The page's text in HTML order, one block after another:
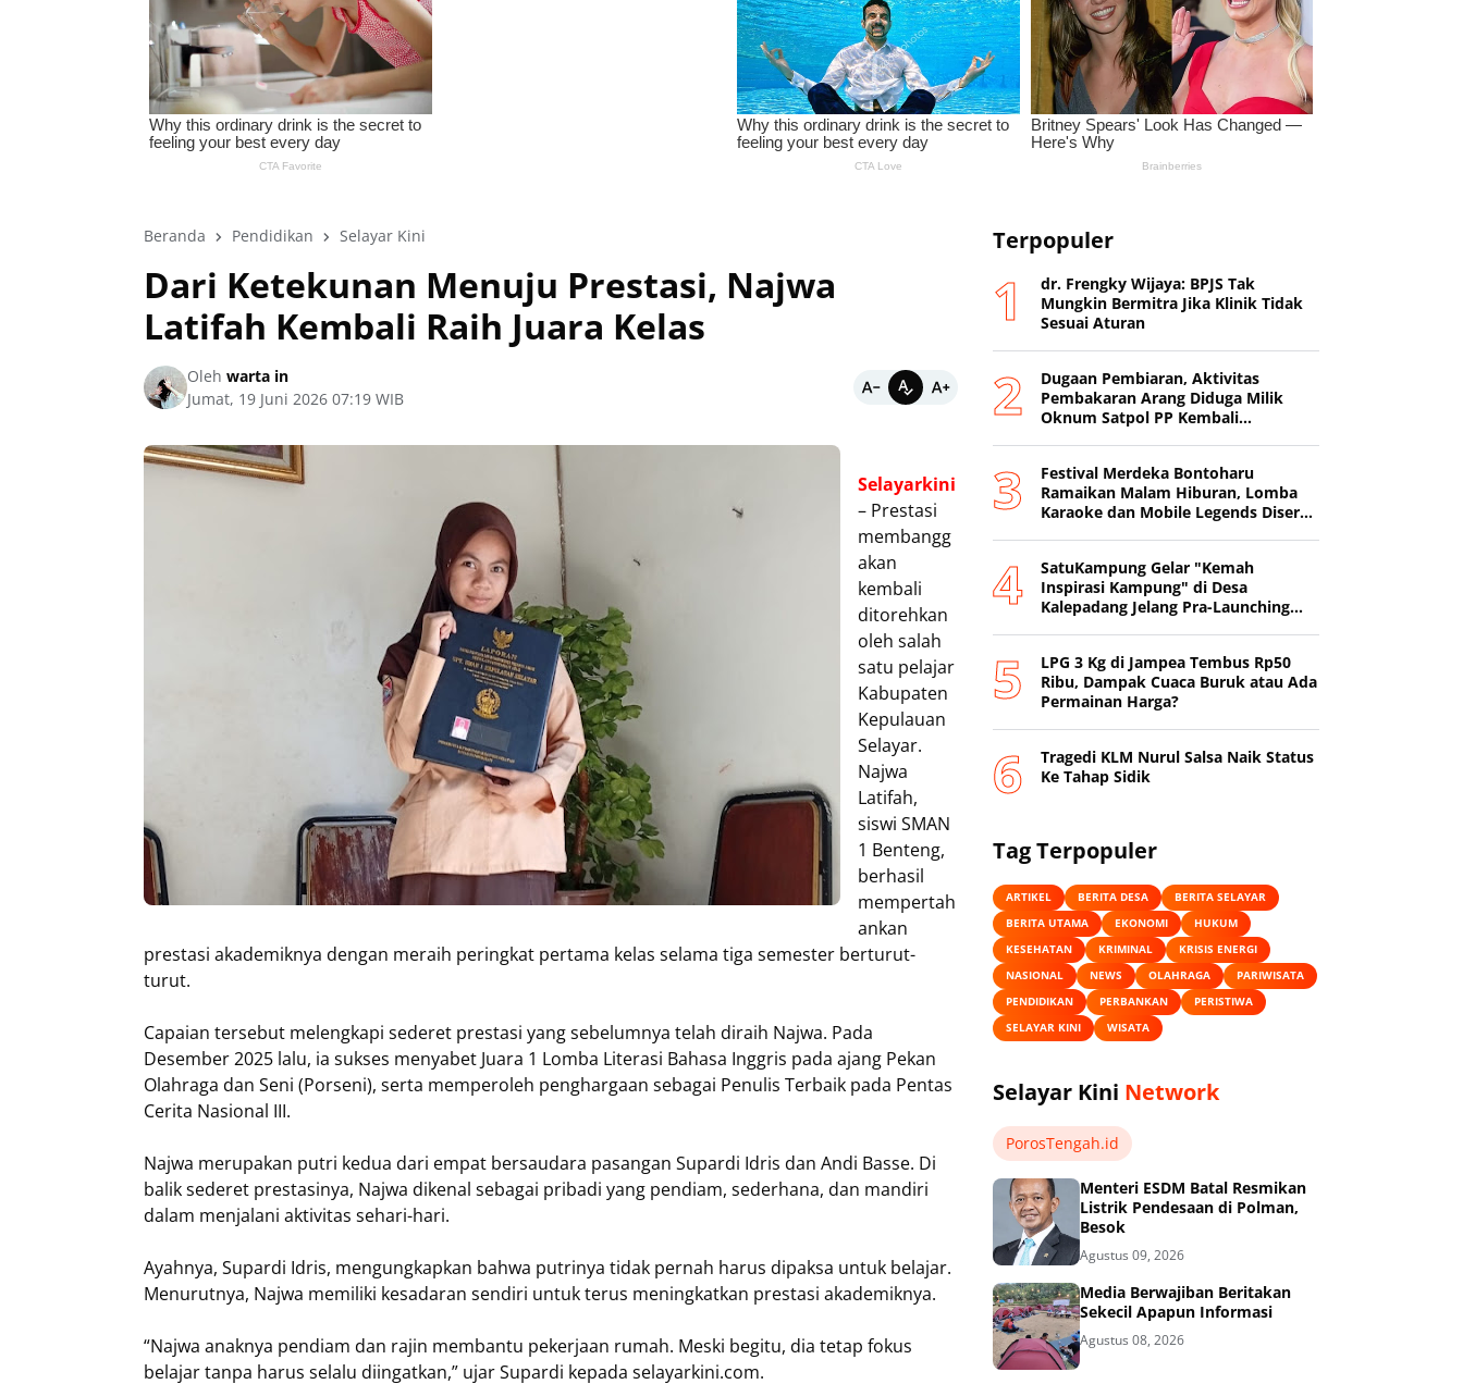
Beranda Pendidikan Selayar Kini
Dari Ketekunan Menuju Prestasi, Najwa
Latifah Kembali Raih Juara Kelas
Oleh warta in
Jumat, 19 Juni 2026 07:19 WIB
Selayarkini
– Prestasi
membangg
akan
kembali
ditorehkan
oleh salah
satu pelajar
Kabupaten
Kepulauan
Selayar.
Najwa
Latifah,
siswi SMAN
1 Benteng,
berhasil
mempertah
ankan
prestasi akademiknya dengan meraih peringkat pertama kelas selama tiga semester berturut-
turut.
Capaian tersebut melengkapi sederet prestasi yang sebelumnya telah diraih Najwa. Pada
Desember 2025 lalu, ia sukses menyabet Juara 1 Lomba Literasi Bahasa Inggris pada ajang Pekan
Olahraga dan Seni (Porseni), serta memperoleh penghargaan sebagai Penulis Terbaik pada Pentas
Cerita Nasional III.
Najwa merupakan putri kedua dari empat bersaudara pasangan Supardi Idris dan Andi Basse. Di
balik sederet prestasinya, Najwa dikenal sebagai pribadi yang pendiam, sederhana, dan mandiri
dalam menjalani aktivitas sehari-hari.
Ayahnya, Supardi Idris, mengungkapkan bahwa putrinya tidak pernah harus dipaksa untuk belajar.
Menurutnya, Najwa memiliki kesadaran sendiri untuk terus meningkatkan prestasi akademiknya.
“Najwa anaknya pendiam dan rajin membantu pekerjaan rumah. Meski begitu, dia tetap fokus
belajar tanpa harus selalu diingatkan,” ujar Supardi kepada selayarkini.com.
Terpopuler
dr. Frengky Wijaya: BPJS Tak
Mungkin Bermitra Jika Klinik Tidak
Sesuai Aturan
Dugaan Pembiaran, Aktivitas
Pembakaran Arang Diduga Milik
Oknum Satpol PP Kembali
‎Festival Merdeka Bontoharu
Ramaikan Malam Hiburan, Lomba
Karaoke dan Mobile Legends Diserbu
SatuKampung Gelar "Kemah
Inspirasi Kampung" di Desa
Kalepadang Jelang Pra-Launching
‎LPG 3 Kg di Jampea Tembus Rp50
Ribu, Dampak Cuaca Buruk atau Ada
Permainan Harga? ‎
Tragedi KLM Nurul Salsa Naik Status
Ke Tahap Sidik
Tag Terpopuler
ARTIKEL BERITA DESA
BERITA SELAYAR
BERITA UTAMA
EKONOMI
HUKUM
KESEHATAN
KRIMINAL
KRISIS ENERGI
NASIONAL
NEWS OLAHRAGA
PARIWISATA
PENDIDIKAN
PERBANKAN
PERISTIWA
SELAYAR KINI
WISATA
Selayar Kini Network
PorosTengah.id
Menteri ESDM Batal Resmikan
Listrik Pendesaan di Polman,
Besok
Agustus 09, 2026
Media Berwajiban Beritakan
Sekecil Apapun Informasi
Agustus 08, 2026